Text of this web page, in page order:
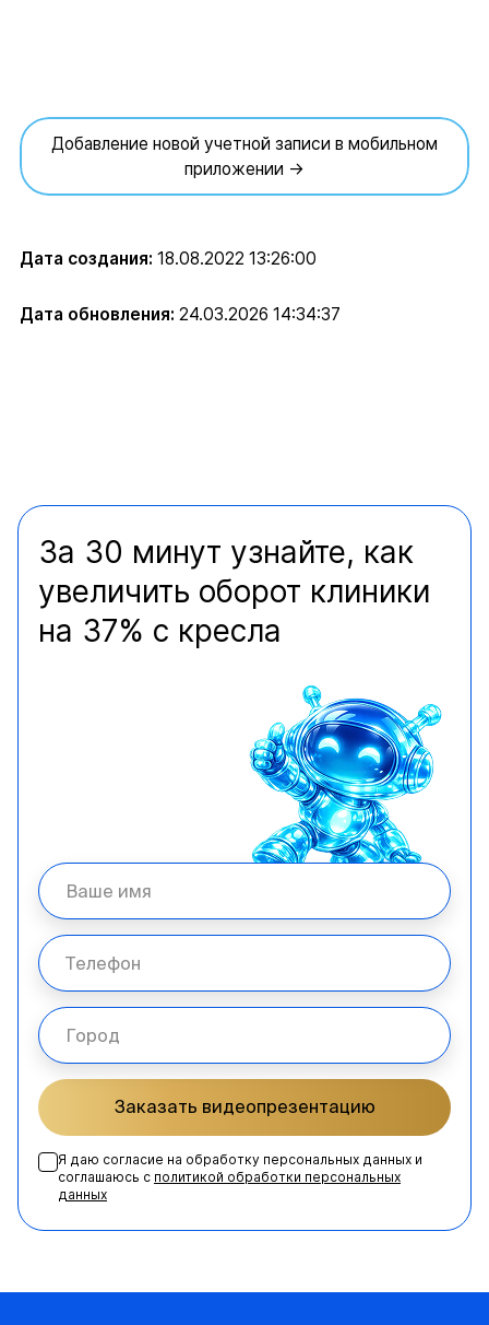
Добавление новой учетной записи в мобильном
приложении →
Дата создания: 18.08.2022 13:26:00
Дата обновления: 24.03.2026 14:34:37
За 30 минут узнайте, как
увеличить оборот клиники
на 37% с кресла
Заказать видеопрезентацию
Я даю согласие на обработку персональных данных и
соглашаюсь с политикой обработки персональных
данных